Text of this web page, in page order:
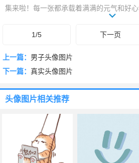
集来啦！每一张都承载着满满的元气和好
间。用它们赶走坏情绪，传递积极信号，
景线。下滑挑选，让笑容伴随你在线上线下
1/5 下一页
上一篇： 男子头像图片
下一篇： 真实头像图片
头像图片相关推荐